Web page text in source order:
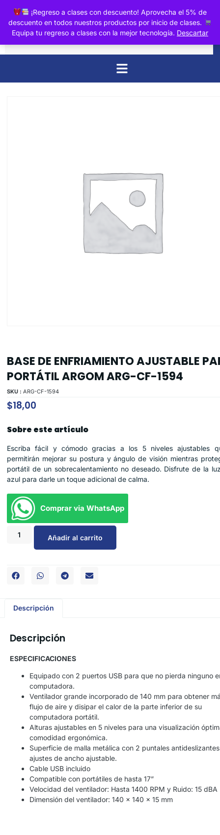
¡Regreso a clases con descuento! Aprovecha el 5% de
descuento en todos nuestros productos por inicio de clases.
Equipa tu regreso a clases con la mejor tecnología. Descartar
BASE DE ENFRIAMIENTO AJUSTABLE
PORTÁTIL ARGOM ARG-CF-1594
SKU : ARG-CF-1594
$18,00
Sobre este artículo
Escriba fácil y cómodo gracias a los 5 niveles ajustables
permitirán mejorar su postura y ángulo de visión mientras
portátil de un sobrecalentamiento no deseado. Disfrute de la
azul para darle un toque adicional de calma.
Comprar via WhatsApp
Añadir al carrito
Descripción
Descripción
ESPECIFICACIONES
Equipado con 2 puertos USB para que no pierda ninguno
computadora.
Ventilador grande incorporado de 140 mm para obtener
flujo de aire y disipar el calor de la parte inferior de su
computadora portátil.
Alturas ajustables en 5 niveles para una visualización
comodidad ergonómica.
Superficie de malla metálica con 2 puntales
ajustes de ancho ajustable.
Cable USB incluido
Compatible con portátiles de hasta 17”
Velocidad del ventilador: Hasta 1400 RPM y Ruido: 15 dBA
Dimensión del ventilador: 140 x 140 x 15 mm